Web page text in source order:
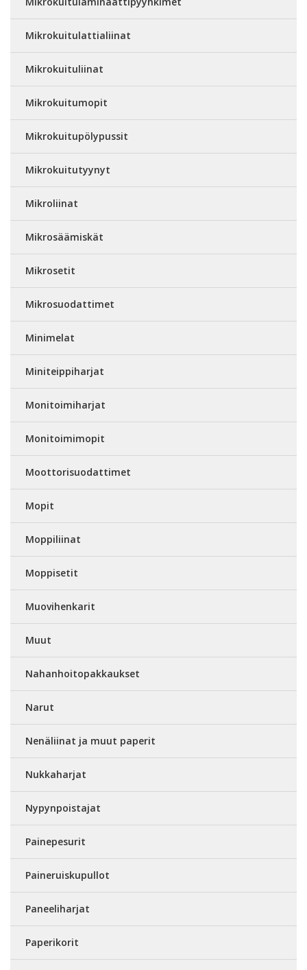
Mikrokuitulattialiinat
Mikrokuituliinat
Mikrokuitumopit
Mikrokuitupölypussit
Mikrokuitutyynyt
Mikroliinat
Mikrosäämiskät
Mikrosetit
Mikrosuodattimet
Minimelat
Miniteippiharjat
Monitoimiharjat
Monitoimimopit
Moottorisuodattimet
Mopit
Moppiliinat
Moppisetit
Muovihenkarit
Muut
Nahanhoitopakkaukset
Narut
Nenäliinat ja muut paperit
Nukkaharjat
Nypynpoistajat
Painepesurit
Paineruiskupullot
Paneeliharjat
Paperikorit